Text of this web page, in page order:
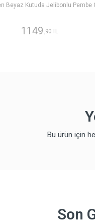
Beyaz Kutuda Jelibonlu Pembe
1149 ,90 TL
Bu ürün için
Son